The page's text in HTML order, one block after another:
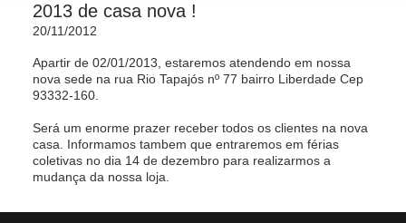
2013 de casa nova !
20/11/2012
Apartir de 02/01/2013, estaremos atendendo em nossa
nova sede na rua Rio Tapajós nº 77 bairro Liberdade Cep
93332-160.
Será um enorme prazer receber todos os clientes na nova
casa. Informamos tambem que entraremos em férias
coletivas no dia 14 de dezembro para realizarmos a
mudança da nossa loja.